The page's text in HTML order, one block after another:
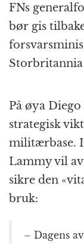
FNs
bør gis
Storbritannia
På øya
strategisk
militærbase.
Lammy vil
sikre den
bruk:
– Dagens